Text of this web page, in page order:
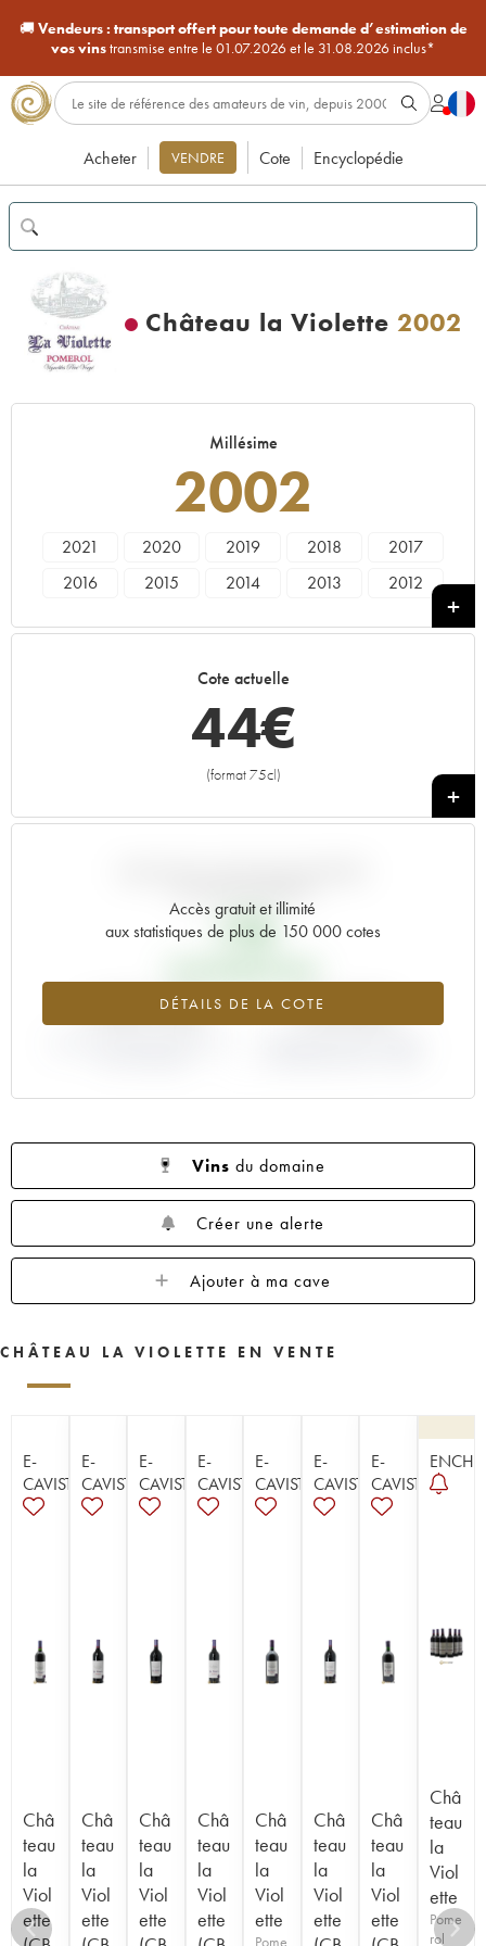
🚚Vendeurs : transport offert pour toute demande d’estimation de
vos vinstransmise entre le 01.07.2026 et le 31.08.2026 inclus*
Acheter VENDRE Cote Encyclopédie
Château la Violette 2002
Millésime
2002
2021 2020 2019 2018
2017
2016
2015 2014 2013
2012
1998
1993
1962 1955 ----
Cote actuelle
44€
(format 75cl)
+
Accès gratuit et illimité
aux statistiques de plus de 150 000 cotes
DÉTAILS DE LA COTE
17€
+159.12% -10.53%
Vins du domaine
Créer une alerte
Ajouter à ma cave
CHÂTEAU LA VIOLETTE EN VENTE
E-
CAVISTE
Châ
teau
la
Viol
ette
E-
CAVISTE
Châ
teau
la
Viol
ette
E-
CAVISTE
Châ
teau
la
Viol
ette
E-
CAVISTE
Châ
teau
la
Viol
ette
E-
CAVISTE
Châ
teau
la
Viol
ette
Pome
E-
CAVISTE
Châ
teau
la
Viol
ette
E-
CAVISTE
Châ
teau
la
Viol
ette
Châ
teau
la
Viol
ette
Pome
rol